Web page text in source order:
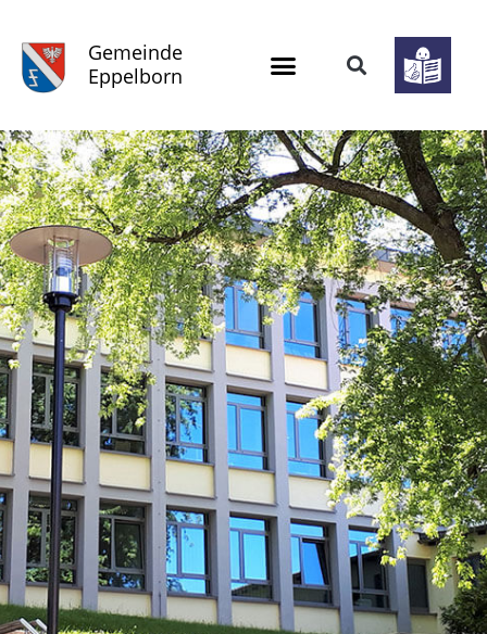
Gemeinde
Eppelborn